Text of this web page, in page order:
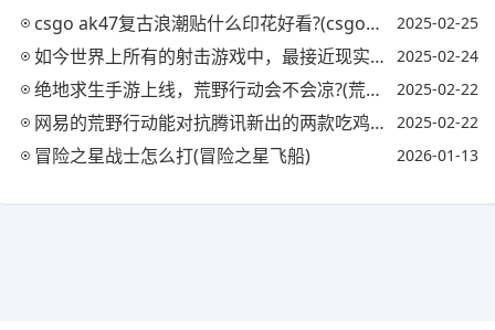
csgo ak47复古浪潮贴什么印花好看?(csgoak复古浪潮适合什么贴纸) 2025-02-25
如今世界上所有的射击游戏中，最接近现实射击手感的是哪款游戏? 2025-02-24
绝地求生手游上线，荒野行动会不会凉?(荒野行动绝地求生和平精英有区别吗) 2025-02-22
网易的荒野行动能对抗腾讯新出的两款吃鸡手游，会不会凉了?(网易吃鸡游戏荒野行动) 2025-02-22
冒险之星战士怎么打(冒险之星飞船) 2026-01-13